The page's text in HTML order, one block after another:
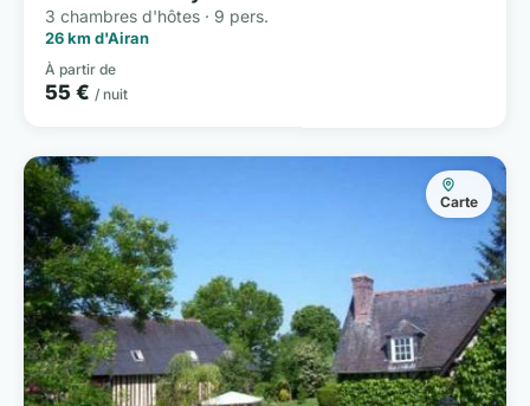
3 chambres d'hôtes · 9 pers.
26 km d'Airan
À partir de
55 € / nuit
Carte